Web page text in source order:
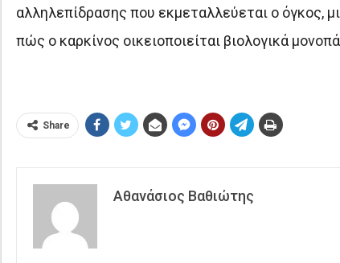
αλληλεπίδρασης που εκμεταλλεύεται ο όγκος,
πώς ο καρκίνος οικειοποιείται βιολογικά
Share
Αθανάσιος Βαθιώτης